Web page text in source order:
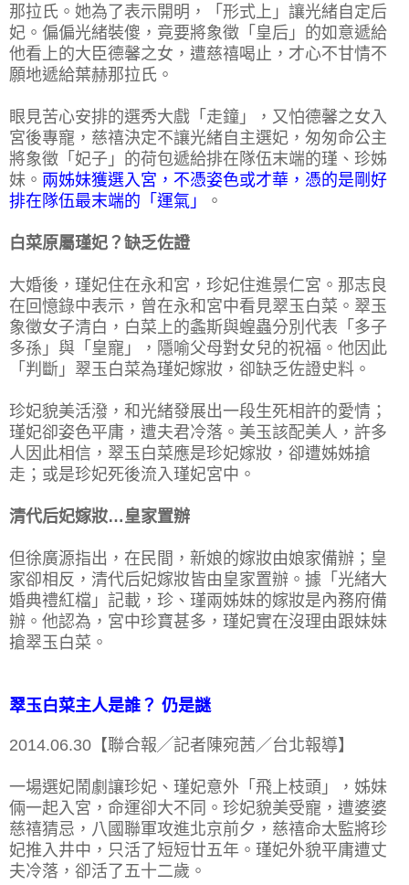
那拉氏。她為了表示開明，「形式上」讓光緒自定后
妃。偏偏光緒裝傻，竟要將象徵「皇后」的如意遞給
他看上的大臣德馨之女，遭慈禧喝止，才心不甘情不
願地遞給葉赫那拉氏。
眼見苦心安排的選秀大戲「走鐘」，又怕德馨之女入
宮後專寵，慈禧決定不讓光緒自主選妃，匆匆命公主
將象徵「妃子」的荷包遞給排在隊伍末端的瑾、珍姊
妹。 兩姊妹獲選入宮，不憑姿色或才華，憑的是剛好
排在隊伍最末端的「運氣」
。
白菜原屬瑾妃？缺乏佐證
大婚後，瑾妃住在永和宮，珍妃住進景仁宮。那志良
在回憶錄中表示，曾在永和宮中看見翠玉白菜。翠玉
象徵女子清白，白菜上的螽斯與蝗蟲分別代表「多子
多孫」與「皇寵」，隱喻父母對女兒的祝福。他因此
「判斷」翠玉白菜為瑾妃嫁妝，卻缺乏佐證史料。
珍妃貌美活潑，和光緒發展出一段生死相許的愛情；
瑾妃卻姿色平庸，遭夫君冷落。美玉該配美人，許多
人因此相信，翠玉白菜應是珍妃嫁妝，卻遭姊姊搶
走；或是珍妃死後流入瑾妃宮中。
清代后妃嫁妝…皇家置辦
但徐廣源指出，在民間，新娘的嫁妝由娘家備辦；皇
家卻相反，清代后妃嫁妝皆由皇家置辦。據「光緒大
婚典禮紅檔」記載，珍、瑾兩姊妹的嫁妝是內務府備
辦。他認為，宮中珍寶甚多，瑾妃實在沒理由跟妹妹
搶翠玉白菜。
翠玉白菜主人是誰？ 仍是謎
2014.06.30【聯合報╱記者陳宛茜／台北報導】
一場選妃鬧劇讓珍妃、瑾妃意外「飛上枝頭」，姊妹
倆一起入宮，命運卻大不同。珍妃貌美受寵，遭婆婆
慈禧猜忌，八國聯軍攻進北京前夕，慈禧命太監將珍
妃推入井中，只活了短短廿五年。瑾妃外貌平庸遭丈
夫冷落，卻活了五十二歲。